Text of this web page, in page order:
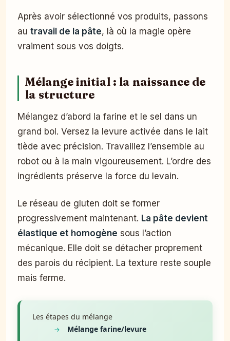
Après avoir sélectionné vos produits, passons
au travail de la pâte, là où la magie opère
vraiment sous vos doigts.
Mélange initial : la naissance de
la structure
Mélangez d’abord la farine et le sel dans un
grand bol. Versez la levure activée dans le lait
tiède avec précision. Travaillez l’ensemble au
robot ou à la main vigoureusement. L’ordre des
ingrédients préserve la force du levain.
Le réseau de gluten doit se former
progressivement maintenant. La pâte devient
élastique et homogène sous l’action
mécanique. Elle doit se détacher proprement
des parois du récipient. La texture reste souple
mais ferme.
Les étapes du mélange
Mélange farine/levure